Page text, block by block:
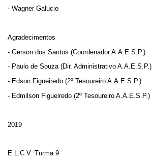
- Wagner Galucio
Agradecimentos
- Gerson dos Santos (Coordenador A.A.E.S.P.)
- Paulo de Souza (Dir. Administrativo A.A.E.S.P.)
- Edson Figueiredo (2º Tesoureiro A.A.E.S.P.)
- Edmilson Figueiredo (2º Tesoureiro A.A.E.S.P.)
2019
E.L.C.V. Turma 9